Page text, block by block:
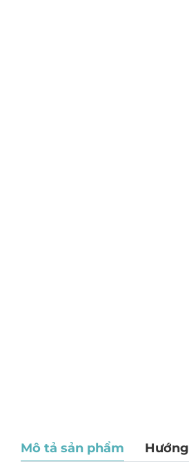
Mô tả sản phẩm